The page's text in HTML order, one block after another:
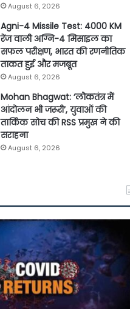
August 6, 2026
Agni-4 Missile Test: 4000 KM
रेंज वाली अग्नि-4 मिसाइल का
सफल परीक्षण, भारत की रणनीतिक
ताकत हुई और मजबूत
August 6, 2026
Mohan Bhagwat: ‘लोकतंत्र में
आंदोलन भी जरूरी’, युवाओं की
तार्किक सोच की RSS प्रमुख ने की
सराहना
August 6, 2026